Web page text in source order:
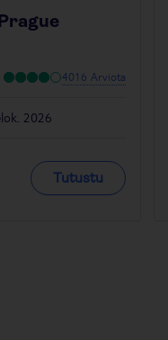
4016 Arviota
2026
Tutustu